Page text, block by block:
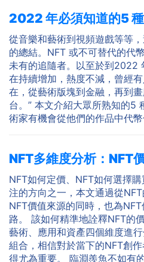
2022 年必須知道的5
從音樂和藝術到視頻遊戲等等
的總結。NFT 或不可替代的代
未有的追隨者。以至於到2022
在持續增加，熱度不減，曾經
在，從藝術版塊到金融，再到
台。” 本文介紹大眾所熟知的5
術家有機會從他們的作品中代幣
NFT多維度分析：NFT
NFT如何定價、NFT如何選擇
注的方向之一，本文通過從
NFT價值來源的同時，也為
路。 該如何精準地詮釋NFT的
藝術、應用和資產四個維度進
組合，相信對於當下的NFT創
得尤為重要。 臨淵羨魚不如有的